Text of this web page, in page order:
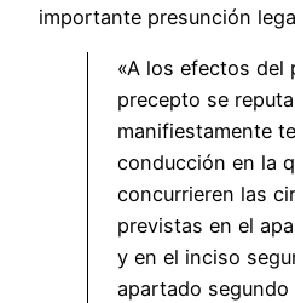
importante presunción
«A los efectos del
precepto se
manifiestamente
conducción en la
concurrieren las
previstas en el
y en el inciso
apartado